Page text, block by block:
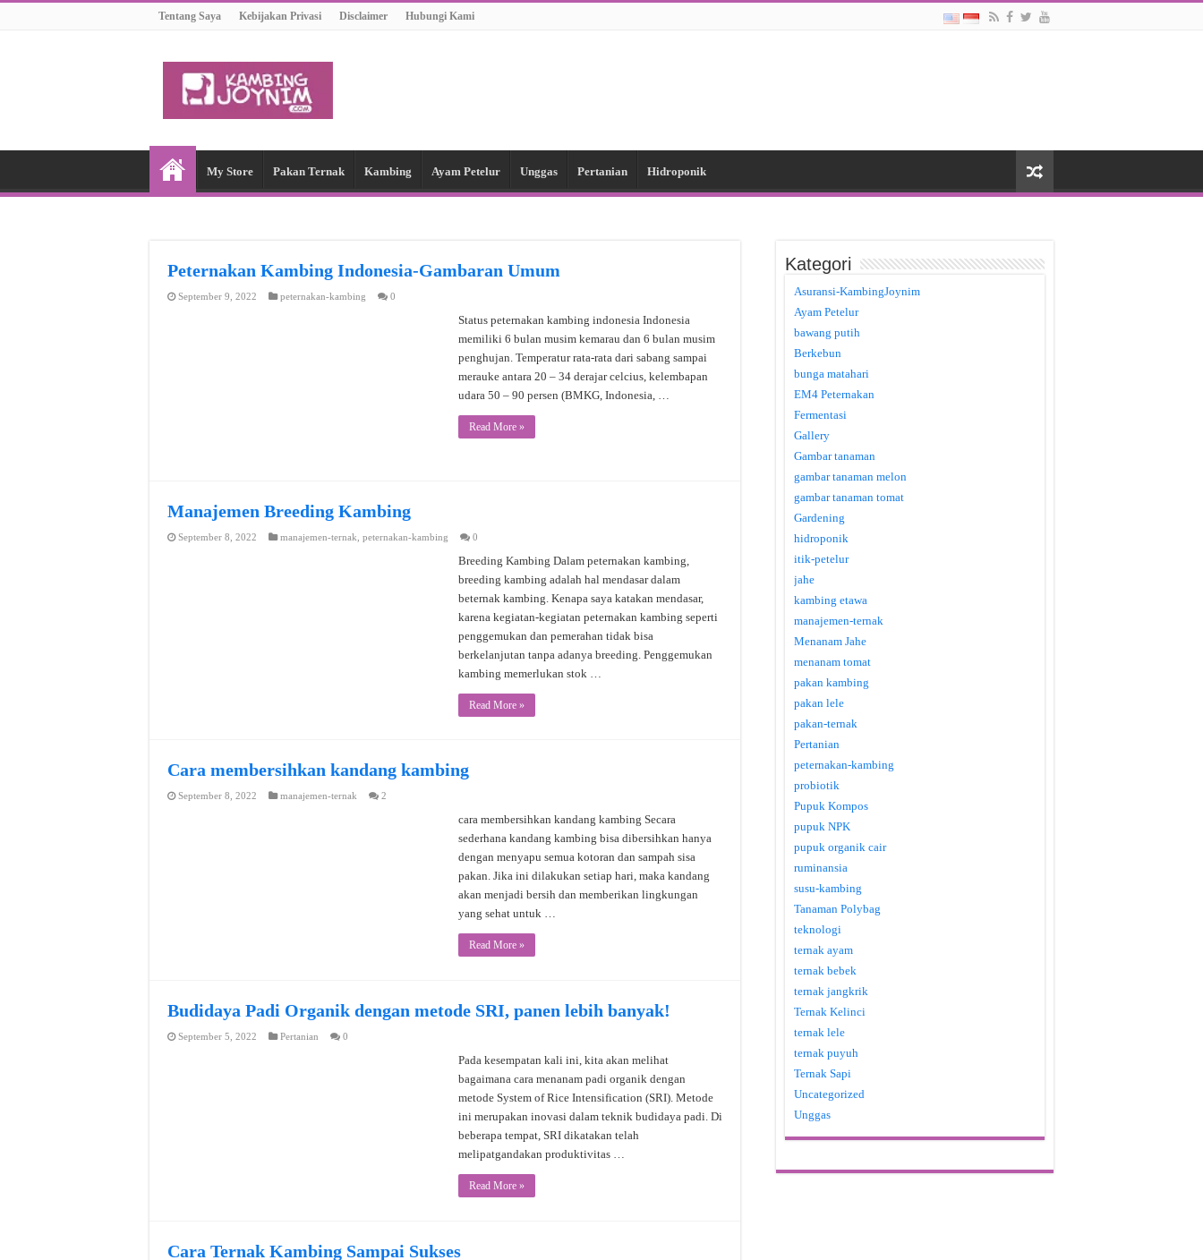
Tentang Saya Kebijakan Privasi Disclaimer Hubungi Kami
My Store Pakan Ternak Kambing Ayam Petelur Unggas Pertanian Hidroponik
Peternakan Kambing Indonesia-Gambaran Umum
September 9, 2022 peternakan-kambing 0
Status peternakan kambing indonesia Indonesia
memiliki 6 bulan musim kemarau dan 6 bulan musim
penghujan. Temperatur rata-rata dari sabang sampai
merauke antara 20 – 34 derajar celcius, kelembapan
udara 50 – 90 persen (BMKG, Indonesia, …
Read More »
Manajemen Breeding Kambing
September 8, 2022 manajemen-ternak peternakan-kambing 0
Breeding Kambing Dalam peternakan kambing,
breeding kambing adalah hal mendasar dalam
beternak kambing. Kenapa saya katakan mendasar,
karena kegiatan-kegiatan peternakan kambing seperti
penggemukan dan pemerahan tidak bisa
berkelanjutan tanpa adanya breeding. Penggemukan
kambing memerlukan stok …
Read More »
Cara membersihkan kandang kambing
September 8, 2022 manajemen-ternak 2
cara membersihkan kandang kambing Secara
sederhana kandang kambing bisa dibersihkan hanya
dengan menyapu semua kotoran dan sampah sisa
pakan. Jika ini dilakukan setiap hari, maka kandang
akan menjadi bersih dan memberikan lingkungan
yang sehat untuk …
Read More »
Budidaya Padi Organik dengan metode SRI, panen lebih banyak!
September 5, 2022 Pertanian 0
Pada kesempatan kali ini, kita akan melihat
bagaimana cara menanam padi organik dengan
metode System of Rice Intensification (SRI). Metode
ini merupakan inovasi dalam teknik budidaya padi. Di
beberapa tempat, SRI dikatakan telah
melipatgandakan produktivitas …
Read More »
Cara Ternak Kambing Sampai Sukses
Kategori
Asuransi-KambingJoynim
Ayam Petelur
bawang putih
Berkebun
bunga matahari
EM4 Peternakan
Fermentasi
Gallery
Gambar tanaman
gambar tanaman melon
gambar tanaman tomat
Gardening
hidroponik
itik-petelur
jahe
kambing etawa
manajemen-ternak
Menanam Jahe
menanam tomat
pakan kambing
pakan lele
pakan-ternak
Pertanian
peternakan-kambing
probiotik
Pupuk Kompos
pupuk NPK
pupuk organik cair
ruminansia
susu-kambing
Tanaman Polybag
teknologi
ternak ayam
ternak bebek
ternak jangkrik
Ternak Kelinci
ternak lele
ternak puyuh
Ternak Sapi
Uncategorized
Unggas